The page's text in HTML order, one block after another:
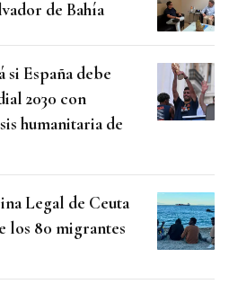
de Bahía
España debe
2030 con
humanitaria de
Legal de Ceuta
los 80 migrantes